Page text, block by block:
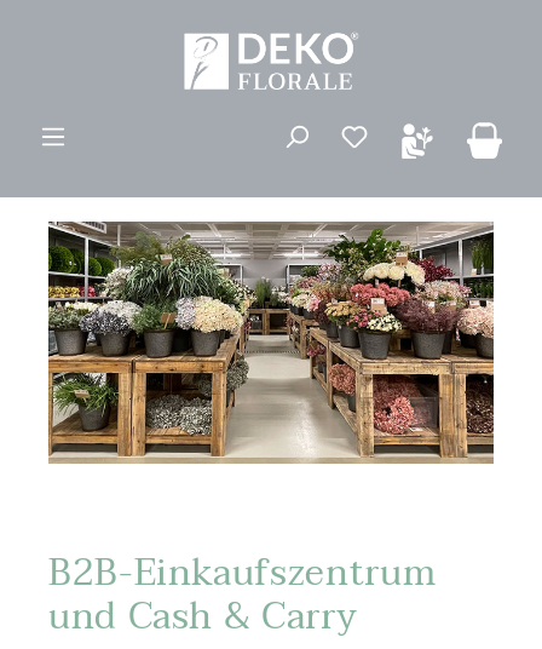
Du hast 0
B2B-Einkaufszentrum
und Cash & Carry